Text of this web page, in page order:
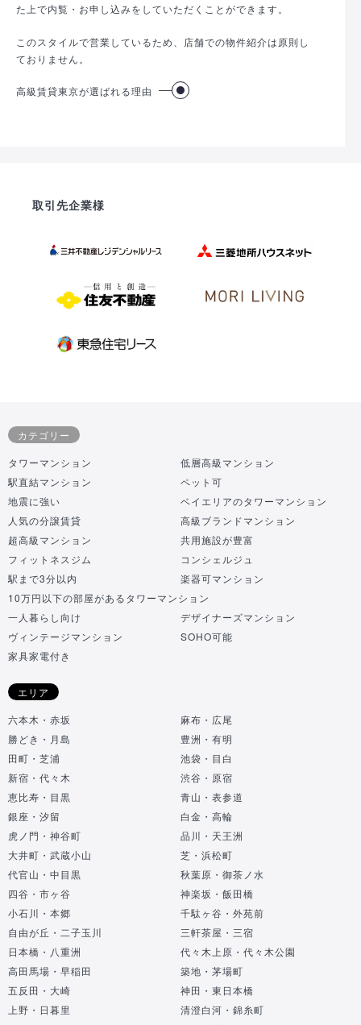
た上で内覧・お申し込みをしていただくことができます。
このスタイルで営業しているため、店舗での物件紹介は原則し
ておりません。
高級賃貸東京が選ばれる理由
取引先企業様
カテゴリー
タワーマンション
低層高級マンション
駅直結マンション
ペット可
地震に強い
ベイエリアのタワーマンション
人気の分譲賃貸
高級ブランドマンション
超高級マンション
共用施設が豊富
フィットネスジム
コンシェルジュ
駅まで3分以内
楽器可マンション
10万円以下の部屋があるタワーマンション
一人暮らし向け
デザイナーズマンション
ヴィンテージマンション
SOHO可能
家具家電付き
エリア
六本木・赤坂
麻布・広尾
勝どき・月島
豊洲・有明
田町・芝浦
池袋・目白
新宿・代々木
渋谷・原宿
恵比寿・目黒
青山・表参道
銀座・汐留
白金・高輪
虎ノ門・神谷町
品川・天王洲
大井町・武蔵小山
芝・浜松町
代官山・中目黒
秋葉原・御茶ノ水
四谷・市ヶ谷
神楽坂・飯田橋
小石川・本郷
千駄ヶ谷・外苑前
自由が丘・二子玉川
三軒茶屋・三宿
日本橋・八重洲
代々木上原・代々木公園
高田馬場・早稲田
築地・茅場町
五反田・大崎
神田・東日本橋
上野・日暮里
清澄白河・錦糸町